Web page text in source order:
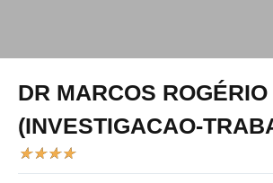
DR MARCOS ROGÉRIO
(INVESTIGACAO-
★★★★